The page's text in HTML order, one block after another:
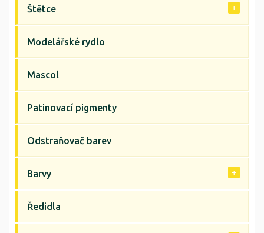
Štětce
Modelářské rydlo
Mascol
Patinovací pigmenty
Odstraňovač barev
Barvy
Ředidla